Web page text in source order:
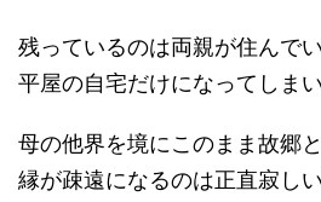
残っているのは両親が住んで
平屋の自宅だけになってしまい
母の他界を境にこのまま故郷
縁が疎遠になるのは正直寂し